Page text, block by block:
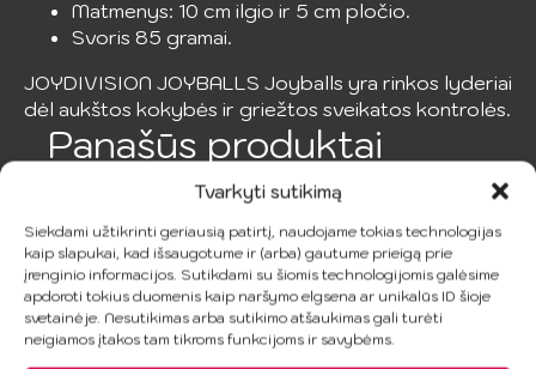
Tvarkyti sutikimą
Siekdami užtikrinti geriausią patirtį, naudojame tokias technologijas
kaip slapukai, kad išsaugotume ir (arba) gautume prieigą prie
įrenginio informacijos. Sutikdami su šiomis technologijomis galėsime
apdoroti tokius duomenis kaip naršymo elgsena ar unikalūs ID šioje
svetainėje. Nesutikimas arba sutikimo atšaukimas gali turėti
neigiamos įtakos tam tikroms funkcijoms ir savybėms.
Matmenys: 10 cm ilgio ir 5 cm pločio.
Svoris 85 gramai.
JOYDIVISION JOYBALLS Joyballs yra rinkos lyderiai
dėl aukštos kokybės ir griežtos sveikatos kontrolės.
Panašūs produktai